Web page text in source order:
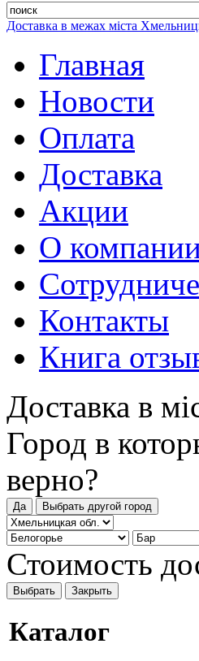
Доставка в межах міста
Главная
Новости
Оплата
Доставка
Акции
О
Контакты
Книга
Доставка в
Город в
верно?
Да Выбрать другой город
Стоимость
Выбрать Закрыть
Каталог